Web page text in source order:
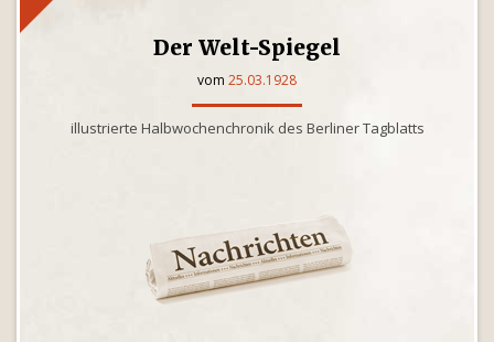
Der Welt-Spiegel
vom 25.03.1928
illustrierte Halbwochenchronik des Berliner Tagblatts